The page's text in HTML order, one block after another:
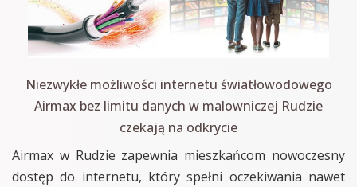
Niezwykłe możliwości internetu światłowodowego
Airmax bez limitu danych w malowniczej Rudzie
czekają na odkrycie
Airmax w Rudzie zapewnia mieszkańcom nowoczesny
dostęp do internetu, który spełni oczekiwania nawet